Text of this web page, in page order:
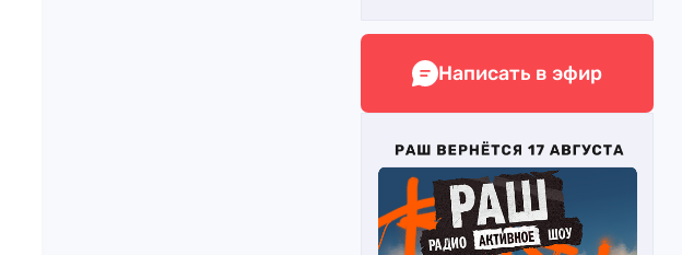
Написать в эфир